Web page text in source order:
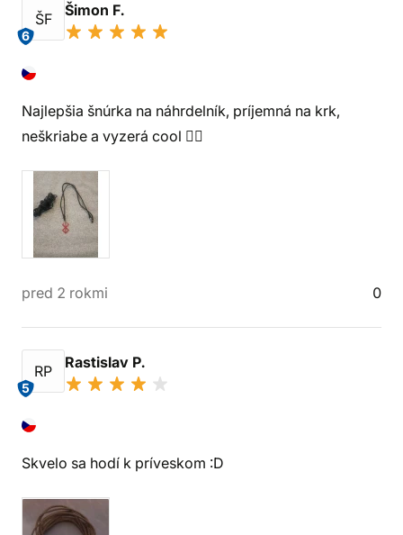
ŠF
6
Šimon F.
Najlepšia šnúrka na náhrdelník, príjemná na krk,
neškriabe a vyzerá cool 👍🏻
pred 2 rokmi 0
RP
5
Rastislav P.
Skvelo sa hodí k príveskom :D